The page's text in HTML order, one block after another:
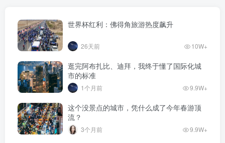
世界杯红利：佛得角旅游热度飙升
26天前 10W+
逛完阿布扎比、迪拜，我终于懂了国际化城
市的标准
1个月前 9.9W+
这个没景点的城市，凭什么成了今年春游顶
流？
3个月前 9.9W+